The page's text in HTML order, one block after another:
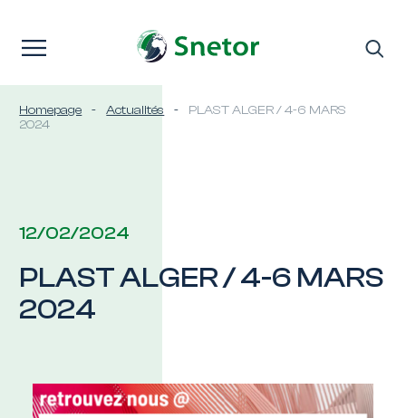
Homepage - Actualités -
PLAST ALGER / 4-6 MARS
2024
12/02/2024
PLAST ALGER / 4-6 MARS
2024